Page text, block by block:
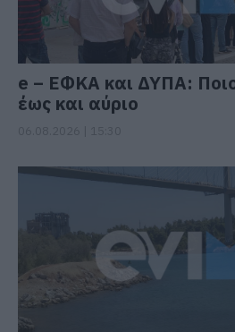
e – ΕΦΚΑ και ΔΥΠΑ:
έως και αύριο